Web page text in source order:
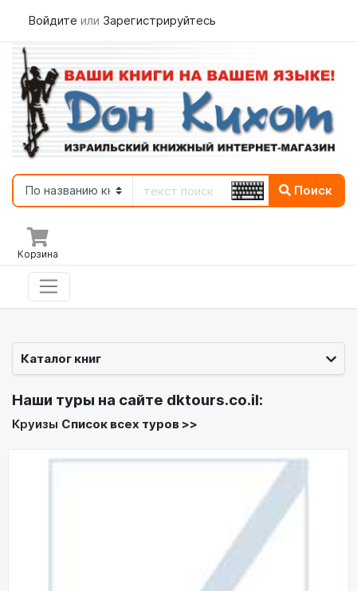
Войдите или Зарегистрируйтесь
Поиск
Корзина
Каталог книг
Наши туры на сайте dktours.co.il:
Круизы Список всех туров >>